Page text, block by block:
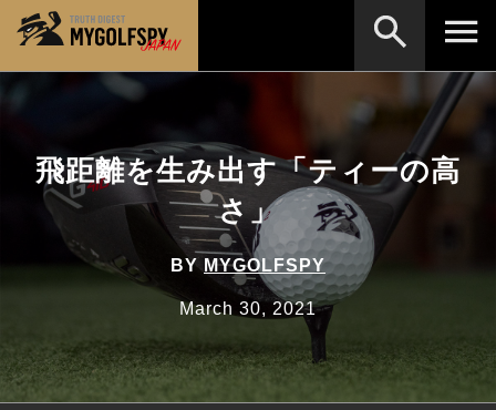
飛距離を生み出す「ティーの高
さ」
BY MYGOLFSPY
March 30, 2021
NEW RELEASES 新製品情報
HOW TO ゴルフ上達・実践テクニック
テスト・データ検証
ゴルフニュース
REVIEWS 製品レビュー
DRIVERS ドライバー
※メーカー名やクラブ名など、検索したい事柄を入
力してください。
検索